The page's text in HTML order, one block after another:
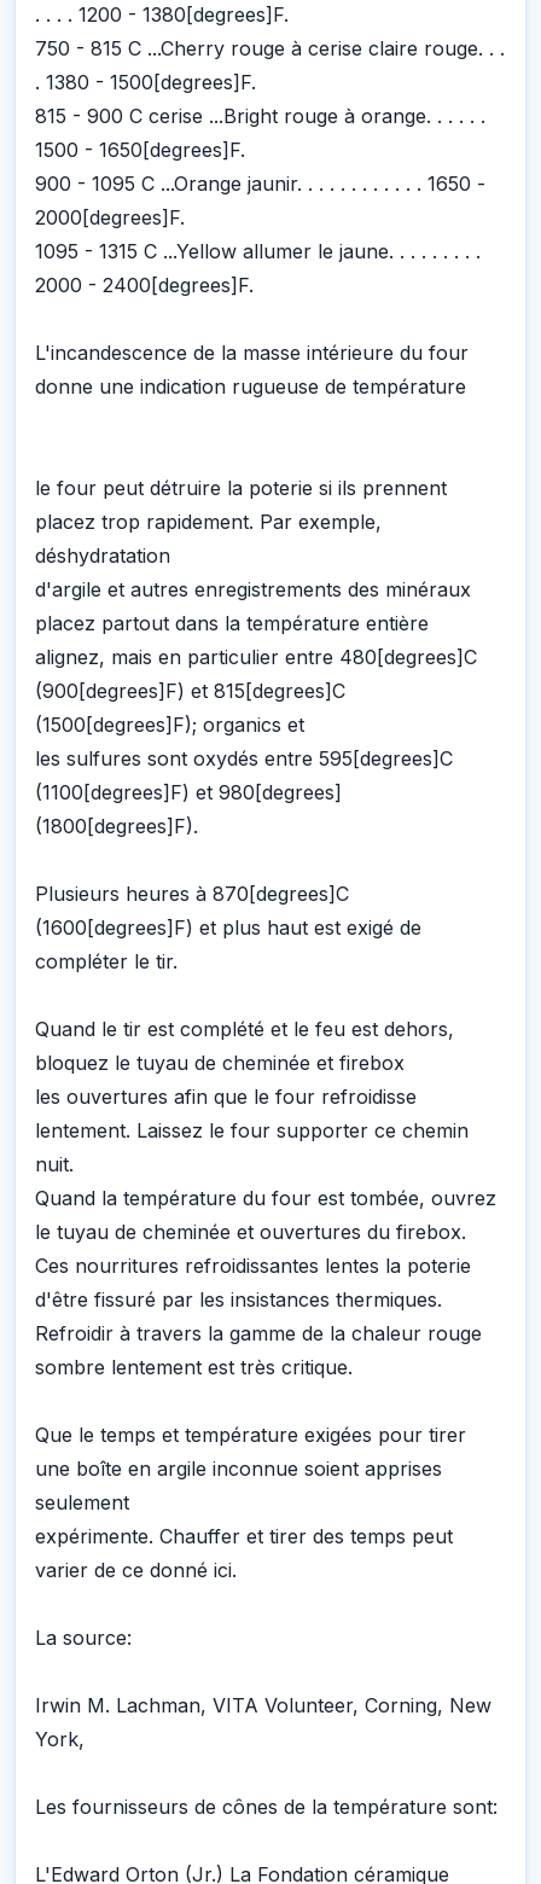
. . . . 1200 - 1380[degrees]F.
750 - 815 C ...Cherry rouge à cerise claire rouge. . .
. 1380 - 1500[degrees]F.
815 - 900 C cerise ...Bright rouge à orange. . . . . .
1500 - 1650[degrees]F.
900 - 1095 C ...Orange jaunir. . . . . . . . . . . . 1650 -
2000[degrees]F.
1095 - 1315 C ...Yellow allumer le jaune. . . . . . . . .
2000 - 2400[degrees]F.
L'incandescence de la masse intérieure du four
donne une indication rugueuse de température
le four peut détruire la poterie si ils prennent
placez trop rapidement. Par exemple,
déshydratation
d'argile et autres enregistrements des minéraux
placez partout dans la température entière
alignez, mais en particulier entre 480[degrees]C
(900[degrees]F) et 815[degrees]C
(1500[degrees]F); organics et
les sulfures sont oxydés entre 595[degrees]C
(1100[degrees]F) et 980[degrees]
(1800[degrees]F).
Plusieurs heures à 870[degrees]C
(1600[degrees]F) et plus haut est exigé de
compléter le tir.
Quand le tir est complété et le feu est dehors,
bloquez le tuyau de cheminée et firebox
les ouvertures afin que le four refroidisse
lentement. Laissez le four supporter ce chemin
nuit.
Quand la température du four est tombée, ouvrez
le tuyau de cheminée et ouvertures du firebox.
Ces nourritures refroidissantes lentes la poterie
d'être fissuré par les insistances thermiques.
Refroidir à travers la gamme de la chaleur rouge
sombre lentement est très critique.
Que le temps et température exigées pour tirer
une boîte en argile inconnue soient apprises
seulement
expérimente. Chauffer et tirer des temps peut
varier de ce donné ici.
La source:
Irwin M. Lachman, VITA Volunteer, Corning, New
York,
Les fournisseurs de cônes de la température sont:
L'Edward Orton (Jr.) La Fondation céramique